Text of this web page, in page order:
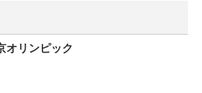
オリンピック